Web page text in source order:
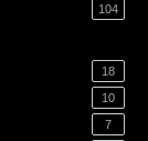
104
18
10
7